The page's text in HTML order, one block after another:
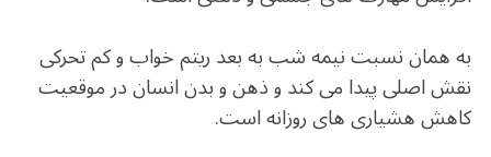
به همان نسبت نیمه شب به بعد ریتم خواب و کم تحرکی
نقش اصلی پیدا می کند و ذهن و بدن انسان در موقعیت
کاهش هشیاری های روزانه است.